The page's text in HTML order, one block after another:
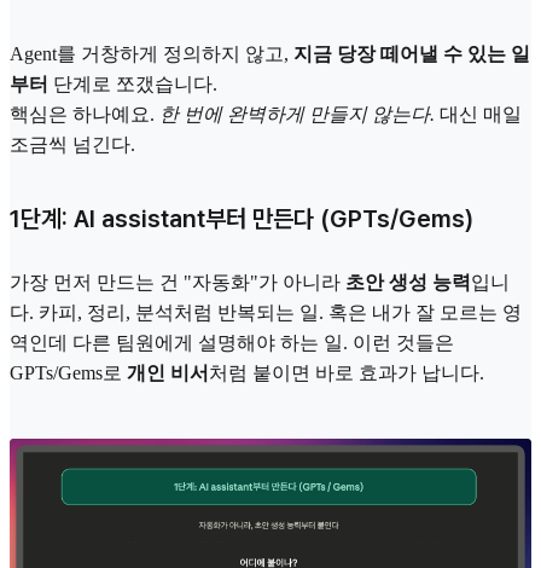
Agent를 거창하게 정의하지 않고, 지금 당장 떼어낼 수 있는 일
부터 단계로 쪼갰습니다.
핵심은 하나예요. 한 번에 완벽하게 만들지 않는다. 대신 매일
조금씩 넘긴다.
1단계: AI assistant부터 만든다 (GPTs/Gems)
가장 먼저 만드는 건 "자동화"가 아니라 초안 생성 능력입니
다. 카피, 정리, 분석처럼 반복되는 일. 혹은 내가 잘 모르는 영
역인데 다른 팀원에게 설명해야 하는 일. 이런 것들은
GPTs/Gems로 개인 비서 처럼 붙이면 바로 효과가 납니다.